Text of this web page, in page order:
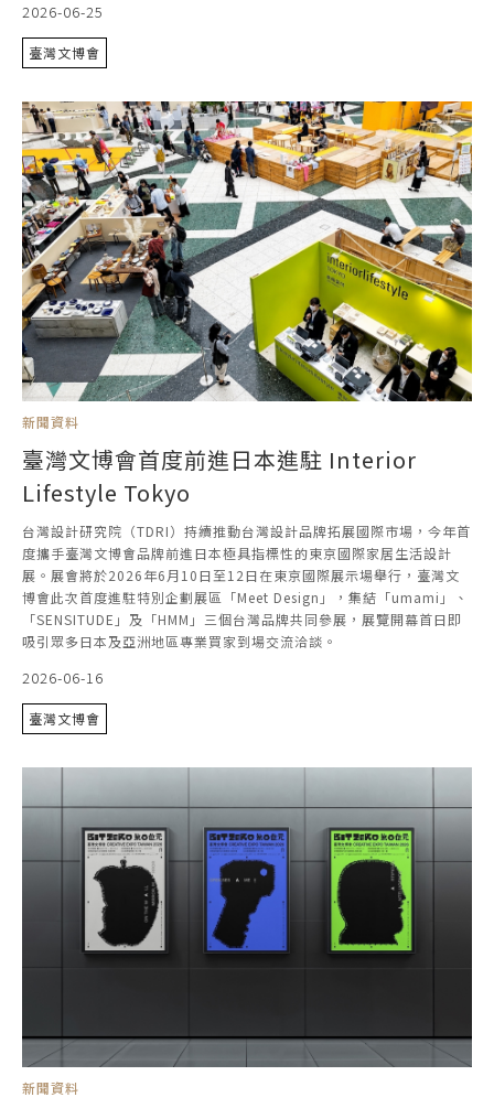
2026-06-25
臺灣文博會
新聞資料
臺灣文博會首度前進日本進駐 Interior
Lifestyle Tokyo
台灣設計研究院（TDRI）持續推動台灣設計品牌拓展國際市場，今年首
度攜手臺灣文博會品牌前進日本極具指標性的東京國際家居生活設計
展。展會將於2026年6月10日至12日在東京國際展示場舉行，臺灣文
博會此次首度進駐特別企劃展區「Meet Design」，集結「umami」、
「SENSITUDE」及「HMM」三個台灣品牌共同參展，展覽開幕首日即
吸引眾多日本及亞洲地區專業買家到場交流洽談。
2026-06-16
臺灣文博會
新聞資料